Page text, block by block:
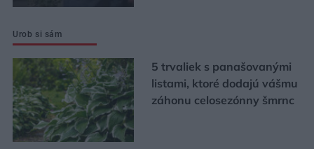
Urob si sám
5 trvaliek s panašovanými
listami, ktoré dodajú vášmu
záhonu celosezónny šmrnc